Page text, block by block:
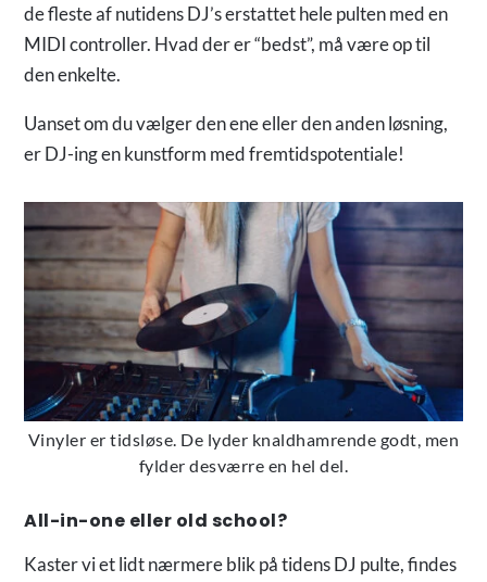
de fleste af nutidens DJ’s erstattet hele pulten med en
MIDI controller. Hvad der er “bedst”, må være op til
den enkelte.
Uanset om du vælger den ene eller den anden løsning,
er DJ-ing en kunstform med fremtidspotentiale!
Vinyler er tidsløse. De lyder knaldhamrende godt, men
fylder desværre en hel del.
All-in-one eller old school?
Kaster vi et lidt nærmere blik på tidens DJ pulte, findes